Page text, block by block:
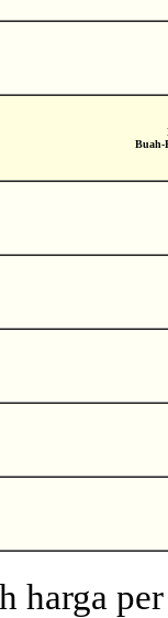
Buah-
harga